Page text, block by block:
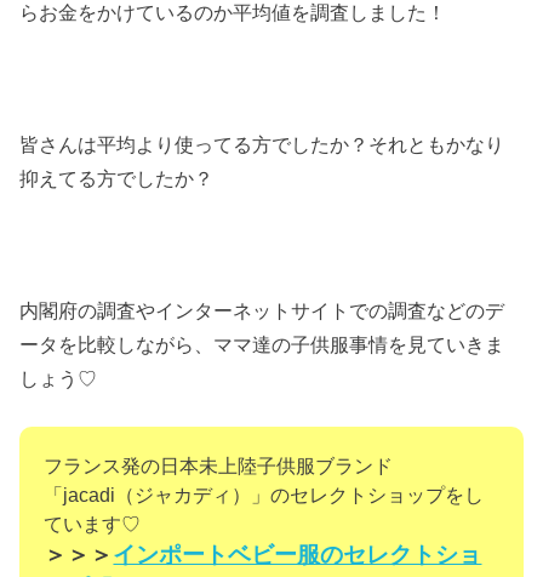
らお金をかけているのか平均値を調査しました！
皆さんは平均より使ってる方でしたか？それともかなり
抑えてる方でしたか？
内閣府の調査やインターネットサイトでの調査などのデ
ータを比較しながら、ママ達の子供服事情を見ていきま
しょう♡
フランス発の日本未上陸子供服ブランド
「jacadi（ジャカディ）」のセレクトショップをし
ています♡
＞＞＞ インポートベビー服のセレクトショ